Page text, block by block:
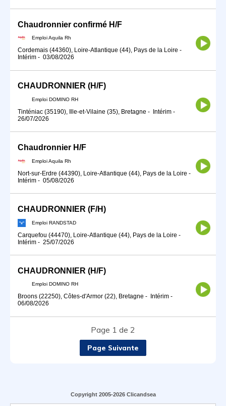
Chaudronnier confirmé H/F
Emploi Aquila Rh
Cordemais (44360), Loire-Atlantique (44), Pays de la Loire -
Intérim - 03/08/2026
CHAUDRONNIER (H/F)
Emploi DOMINO RH
Tinténiac (35190), Ille-et-Vilaine (35), Bretagne - Intérim -
26/07/2026
Chaudronnier H/F
Emploi Aquila Rh
Nort-sur-Erdre (44390), Loire-Atlantique (44), Pays de la Loire -
Intérim - 05/08/2026
CHAUDRONNIER (F/H)
Emploi RANDSTAD
Carquefou (44470), Loire-Atlantique (44), Pays de la Loire -
Intérim - 25/07/2026
CHAUDRONNIER (H/F)
Emploi DOMINO RH
Broons (22250), Côtes-d'Armor (22), Bretagne - Intérim -
06/08/2026
Page 1 de 2
Page Suivante
Copyright 2005-2026 Clicandsea